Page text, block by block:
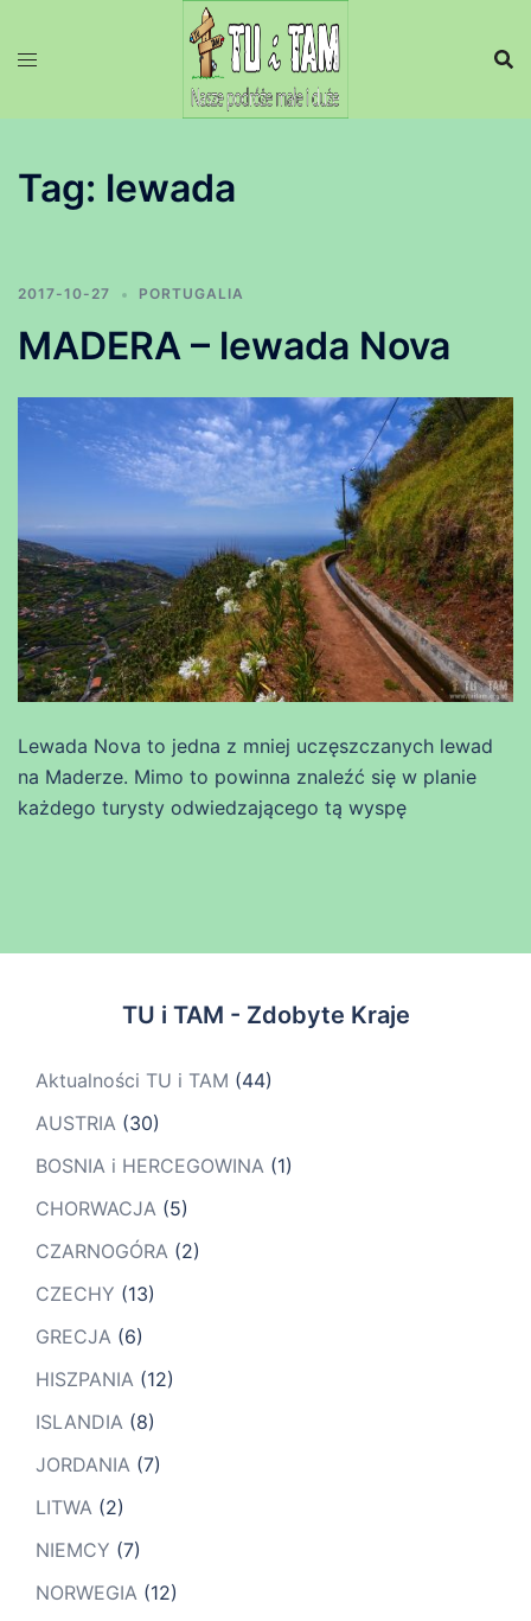
Tag: lewada
2017-10-27 PORTUGALIA
MADERA – lewada Nova
Lewada Nova to jedna z mniej uczęszczanych lewad
na Maderze. Mimo to powinna znaleźć się w planie
każdego turysty odwiedzającego tą wyspę
TU i TAM - Zdobyte Kraje
Aktualności TU i TAM (44)
AUSTRIA (30)
BOSNIA i HERCEGOWINA (1)
CHORWACJA (5)
CZARNOGÓRA (2)
CZECHY (13)
GRECJA (6)
HISZPANIA (12)
ISLANDIA (8)
JORDANIA (7)
LITWA (2)
NIEMCY (7)
NORWEGIA (12)